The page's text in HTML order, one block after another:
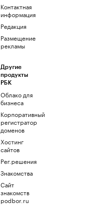
Контактная
информация
Редакция
Размещение
рекламы
Другие
продукты
РБК
Облако для
бизнеса
Корпоративный
регистратор
доменов
Хостинг
сайтов
Рег.решения
Знакомства
Сайт
знакомств
podbor.ru